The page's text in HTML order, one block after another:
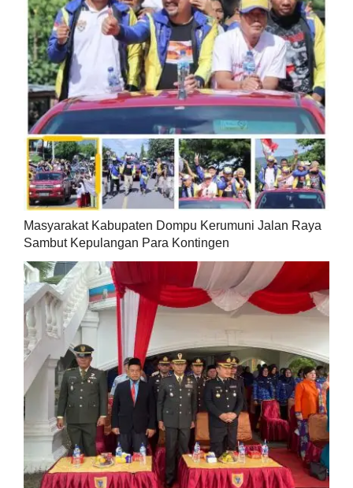
Masyarakat Kabupaten Dompu Kerumuni Jalan Raya
Sambut Kepulangan Para Kontingen